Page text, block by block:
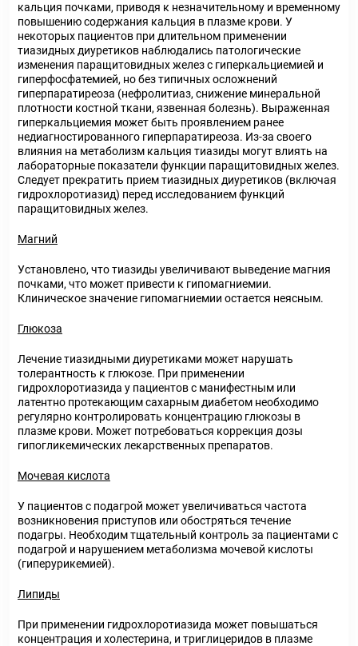
кальция почками, приводя к незначительному и временному
повышению содержания кальция в плазме крови. У
некоторых пациентов при длительном применении
тиазидных диуретиков наблюдались патологические
изменения паращитовидных желез с гиперкальциемией и
гиперфосфатемией, но без типичных осложнений
гиперпаратиреоза (нефролитиаз, снижение минеральной
плотности костной ткани, язвенная болезнь). Выраженная
гиперкальциемия может быть проявлением ранее
недиагностированного гиперпаратиреоза. Из-за своего
влияния на метаболизм кальция тиазиды могут влиять на
лабораторные показатели функции паращитовидных желез.
Следует прекратить прием тиазидных диуретиков (включая
гидрохлоротиазид) перед исследованием функций
паращитовидных желез.
Магний
Установлено, что тиазиды увеличивают выведение магния
почками, что может привести к гипомагниемии.
Клиническое значение гипомагниемии остается неясным.
Глюкоза
Лечение тиазидными диуретиками может нарушать
толерантность к глюкозе. При применении
гидрохлоротиазида у пациентов с манифестным или
латентно протекающим сахарным диабетом необходимо
регулярно контролировать концентрацию глюкозы в
плазме крови. Может потребоваться коррекция дозы
гипогликемических лекарственных препаратов.
Мочевая кислота
У пациентов с подагрой может увеличиваться частота
возникновения приступов или обостряться течение
подагры. Необходим тщательный контроль за пациентами с
подагрой и нарушением метаболизма мочевой кислоты
(гиперурикемией).
Липиды
При применении гидрохлоротиазида может повышаться
концентрация и холестерина, и триглицеридов в плазме